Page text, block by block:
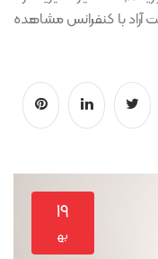
8, 2016 میز مدیریت آراد با کنفرانس مشاهده
۱۹
به‍